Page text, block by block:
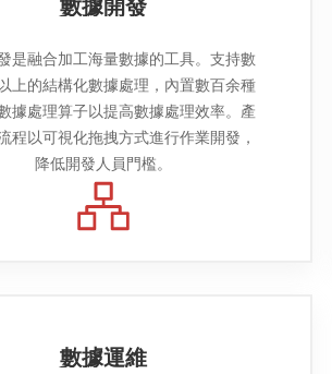
是融合加工海量數據的工具。支持數
上的結構化數據處理，內置數百余種
據處理算子以提高數據處理效率。產
程以可視化拖拽方式進行作業開發，
降低開發人員門檻。
數據運維